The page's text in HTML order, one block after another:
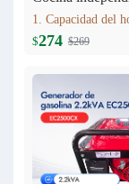
$274 $269